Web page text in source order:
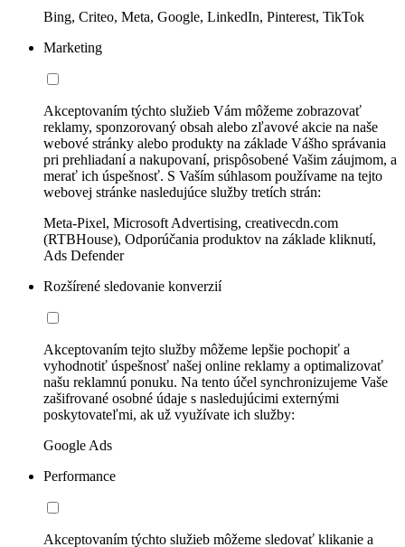
Bing, Criteo, Meta, Google, LinkedIn, Pinterest, TikTok
Marketing
Akceptovaním týchto služieb Vám môžeme zobrazovať
reklamy, sponzorovaný obsah alebo zľavové akcie na naše
webové stránky alebo produkty na základe Vášho správania
pri prehliadaní a nakupovaní, prispôsobené Vašim záujmom, a
merať ich úspešnosť. S Vaším súhlasom používame na tejto
webovej stránke nasledujúce služby tretích strán:
Meta-Pixel, Microsoft Advertising, creativecdn.com
(RTBHouse), Odporúčania produktov na základe kliknutí,
Ads Defender
Rozšírené sledovanie konverzií
Akceptovaním tejto služby môžeme lepšie pochopiť a
vyhodnotiť úspešnosť našej online reklamy a optimalizovať
našu reklamnú ponuku. Na tento účel synchronizujeme Vaše
zašifrované osobné údaje s nasledujúcimi externými
poskytovateľmi, ak už využívate ich služby:
Google Ads
Performance
Akceptovaním týchto služieb môžeme sledovať klikanie a